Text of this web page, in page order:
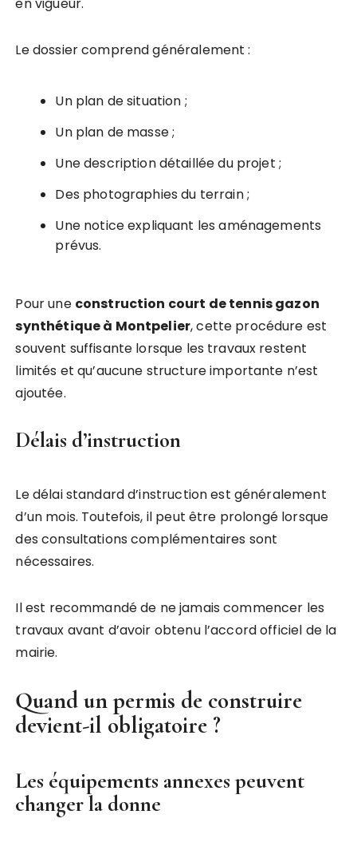
Le dossier comprend généralement :
Un plan de situation ;
Un plan de masse ;
Une description détaillée du projet ;
Des photographies du terrain ;
Une notice expliquant les aménagements
prévus.
Pour une construction court de tennis gazon
synthétique à Montpelier, cette procédure est
souvent suffisante lorsque les travaux restent
limités et qu’aucune structure importante n’est
ajoutée.
Délais d’instruction
Le délai standard d’instruction est généralement
d’un mois. Toutefois, il peut être prolongé lorsque
des consultations complémentaires sont
nécessaires.
Il est recommandé de ne jamais commencer les
travaux avant d’avoir obtenu l’accord officiel de la
mairie.
Quand un permis de construire
devient-il obligatoire ?
Les équipements annexes peuvent
changer la donne